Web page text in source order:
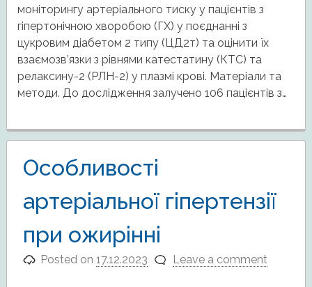
моніторингу артеріального тиску у пацієнтів з
гіпертонічною хворобою (ГХ) у поєднанні з
цукровим діабетом 2 типу (ЦД2т) та оцінити їх
взаємозв’язки з рівнями катестатину (КТС) та
релаксину-2 (РЛН-2) у плазмі крові. Матеріали та
методи. До дослідження залучено 106 пацієнтів з…
Особливості
артеріальної гіпертензії
при ожирінні
Posted on17.12.2023 Leave a comment